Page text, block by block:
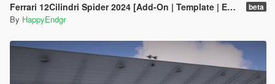
Ferrari 12Cilindri Spider 2024 [Add-On | Template | Extras] beta
By HappyEndgr